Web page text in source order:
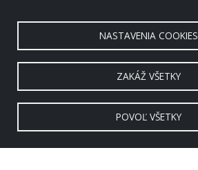
NASTAVENIA COOKIES
ZAKÁŽ VŠETKY
POVOĽ VŠETKY